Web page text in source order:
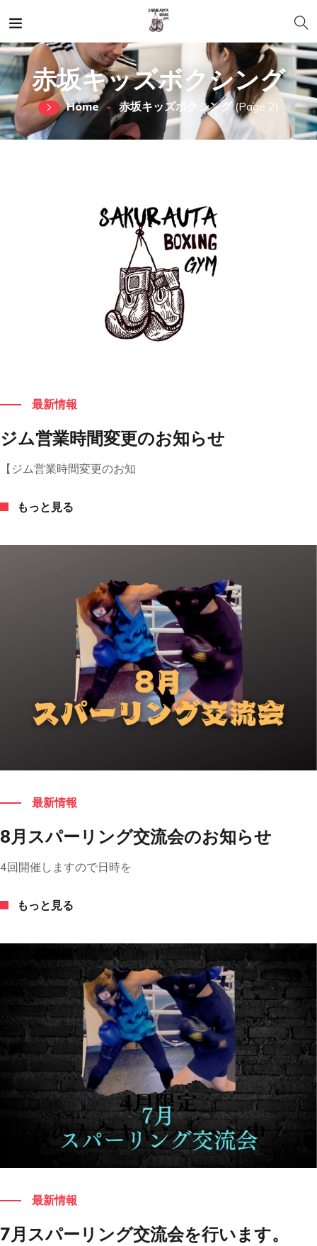
赤坂キッズボクシング
Home 赤坂キッズボクシング(Page 2)
最新情報
ジム営業時間変更のお知らせ
【ジム営業時間変更のお知
もっと見る
最新情報
8月スパーリング交流会のお知らせ
4回開催しますので日時を
もっと見る
もっと見る
最新情報
7月スパーリング交流会を行います。